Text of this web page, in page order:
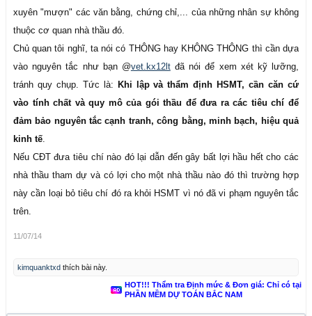
xuyên "mượn" các văn bằng, chứng chỉ,... của những nhân sự không
thuộc cơ quan nhà thầu đó.
Chủ quan tôi nghĩ, ta nói có THÔNG hay KHÔNG THÔNG thì cần dựa
vào nguyên tắc như bạn @vet.kx12ltđã nói để xem xét kỹ lưỡng,
tránh quy chụp. Tức là: Khi lập và thẩm định HSMT, cần căn cứ
vào tính chất và quy mô của gói thầu để đưa ra các tiêu chí để
đảm bảo nguyên tắc cạnh tranh, công bằng, minh bạch, hiệu quả
kinh tế.
Nếu CĐT đưa tiêu chí nào đó lại dẫn đến gây bất lợi hầu hết cho các
nhà thầu tham dự và có lợi cho một nhà thầu nào đó thì trường hợp
này cần loại bỏ tiêu chí đó ra khỏi HSMT vì nó đã vi phạm nguyên tắc
trên.
11/07/14
kimquanktxd thích bài này.
HOT!!! Thẩm tra Định mức & Đơn giá: Chỉ có tại
PHẦN MỀM DỰ TOÁN BẮC NAM